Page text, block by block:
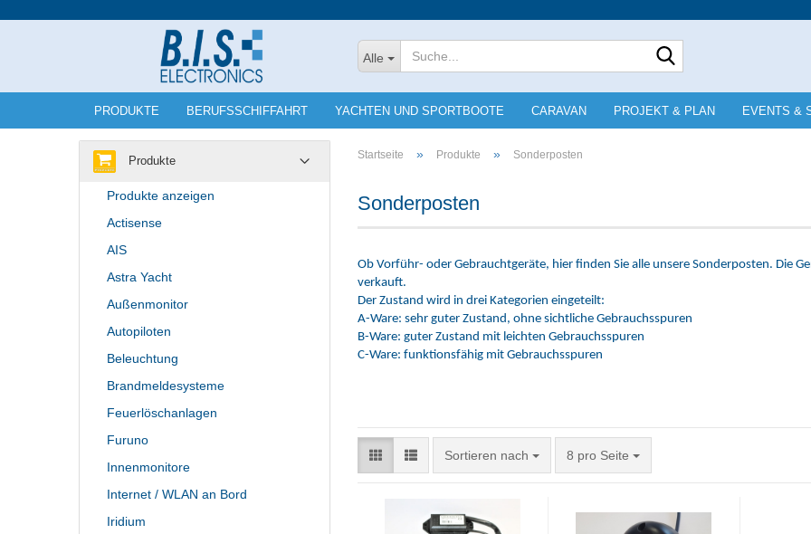
Lieferland
E-
Konto
Alle
PRODUKTE BERUFSSCHIFFAHRT YACHTEN UND SPORTBOOTE CARAVAN PROJEKT & PLAN EVENTS &
Startseite » Produkte » Sonderposten
Sonderposten
Ob Vorführ- oder Gebrauchtgeräte, hier finden Sie alle unsere Sonderposten. Die
verkauft.
Der Zustand wird in drei Kategorien eingeteilt:
A-Ware: sehr guter Zustand, ohne sichtliche Gebrauchsspuren
B-Ware: guter Zustand mit leichten Gebrauchsspuren
C-Ware: funktionsfähig mit Gebrauchsspuren
Sortieren nach
Sortieren nach 8 pro Seite
pro Seite
Produkte
Produkte anzeigen
Actisense
AIS
Astra Yacht
Außenmonitor
Autopiloten
Beleuchtung
Brandmeldesysteme
Feuerlöschanlagen
Furuno
Innenmonitore
Internet / WLAN an Bord
Iridium